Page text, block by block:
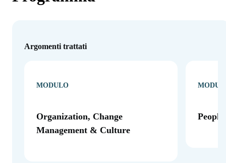
Argomenti trattati
MODULO
Organization, Change
Management & Culture